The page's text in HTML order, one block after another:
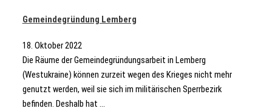
Gemeindegründung Lemberg
18. Oktober 2022
Die Räume der Gemeindegründungsarbeit in Lemberg
(Westukraine) können zurzeit wegen des Krieges nicht mehr
genutzt werden, weil sie sich im militärischen Sperrbezirk
befinden. Deshalb hat ...